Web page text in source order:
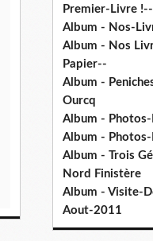
Premier-Livre !--
Album - Nos-
Album - Nos
Papier--
Album -
Ourcq
Album -
Album -
Album - Trois
Nord Finistère
Album - Visite-
Aout-2011